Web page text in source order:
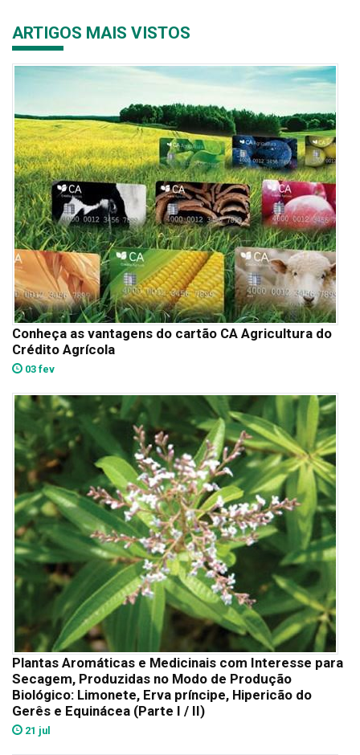
ARTIGOS MAIS VISTOS
Conheça as vantagens do cartão CA Agricultura do
Crédito Agrícola
03 fev
Plantas Aromáticas e Medicinais com Interesse para
Secagem, Produzidas no Modo de Produção
Biológico: Limonete, Erva príncipe, Hipericão do
Gerês e Equinácea (Parte I / II)
21 jul